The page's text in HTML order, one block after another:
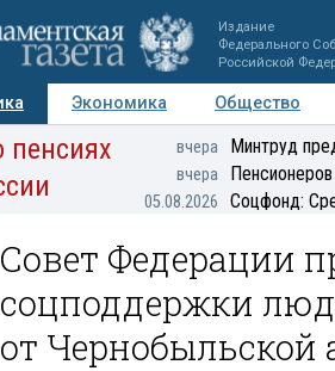
Издание
Федерального
Российской
Экономика Общество
Персоны Мнения
пенсиях
вчера Минтруд
вчера
05.08.2026 Соцфонд:
Совет Федерации
соцподдержки
от Чернобыльской